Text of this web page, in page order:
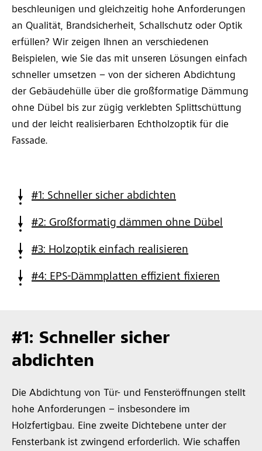
beschleunigen und gleichzeitig hohe Anforderungen
an Qualität, Brandsicherheit, Schallschutz oder Optik
erfüllen? Wir zeigen Ihnen an verschiedenen
Beispielen, wie Sie das mit unseren Lösungen einfach
schneller umsetzen – von der sicheren Abdichtung
der Gebäudehülle über die großformatige Dämmung
ohne Dübel bis zur zügig verklebten Splittschüttung
und der leicht realisierbaren Echtholzoptik für die
Fassade.
#1: Schneller sicher abdichten
#2: Großformatig dämmen ohne Dübel
#3: Holzoptik einfach realisieren
#4: EPS-Dämmplatten effizient fixieren
#1: Schneller sicher
abdichten
Die Abdichtung von Tür- und Fensteröffnungen stellt
hohe Anforderungen – insbesondere im
Holzfertigbau. Eine zweite Dichtebene unter der
Fensterbank ist zwingend erforderlich. Wie schaffen